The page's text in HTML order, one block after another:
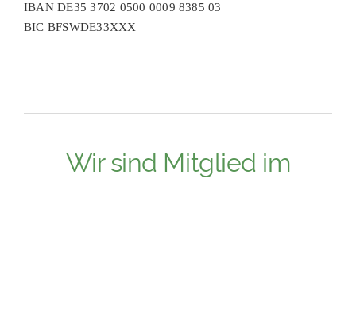
IBAN DE35 3702 0500 0009 8385 03
BIC BFSWDE33XXX
Wir sind Mitglied im